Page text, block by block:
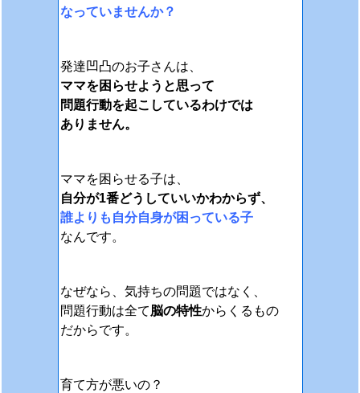
なっていませんか？
発達凹凸のお子さんは、
ママを困らせようと思って
問題行動を起こしているわけでは
ありません。
ママを困らせる子は、
自分が1番どうしていいかわからず、
誰よりも自分自身が困っている子
なんです。
なぜなら、気持ちの問題ではなく、
問題行動は全て脳の特性からくるもの
だからです。
育て方が悪いの？